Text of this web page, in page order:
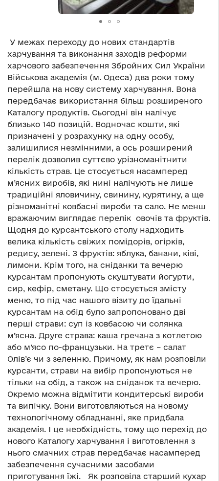
У межах переходу до нових стандартів
харчування та виконання заходів реформи
харчового забезпечення Збройних Сил України
Військова академія (м. Одеса) два роки тому
перейшла на нову систему харчування. Вона
передбачає використання більш розширеного
Каталогу продуктів. Сьогодні він налічує
близько 140 позицій. Водночас кошти, які
призначені у розрахунку на одну особу,
залишилися незмінними, а ось розширений
перелік дозволив суттєво урізноманітнити
кількість страв. Це стосується насамперед
м’ясних виробів, які нині налічують не лише
традиційні яловичину, свинину, курятину, а ще
різноманітні ковбасні вироби та сало. Не менш
вражаючим виглядає перелік овочів та фруктів.
Щодня до курсантського столу надходить
велика кількість свіжих помідорів, огірків,
редису, зелені. З фруктів: яблука, банани, ківі,
лимони. Крім того, на сніданки та вечерю
курсантам пропонують скуштувати йогурти,
сир, кефір, сметану. Що стосується змісту
меню, то під час нашого візиту до їдальні
курсантам на обід було запропоновано дві
перші страви: суп із ковбасою чи солянка
м’ясна. Друге страва: каша гречана з котлетою
або м’ясо по-французьки. На третє – салат
Олів’є чи з зеленню. Причому, як нам розповіли
курсанти, страви на вибір пропонуються не
тільки на обід, а також на сніданок та вечерю.
Окремо можна відмітити кондитерські вироби
та випічку. Вони виготовляються на новому
технологічному обладнанні, яке придбала
академія. І це необхідність, тому що перехід до
нового Каталогу харчування і виготовлення з
нього смачних страв передбачає насамперед
забезпечення сучасними засобами
приготування їжі. Як розповіла старший кухар